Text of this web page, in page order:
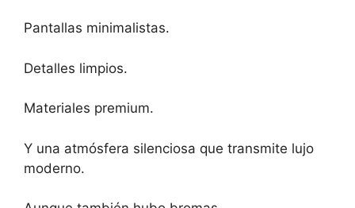
Pantallas minimalistas.
Detalles limpios.
Materiales premium.
Y una atmósfera silenciosa que transmite lujo
moderno.